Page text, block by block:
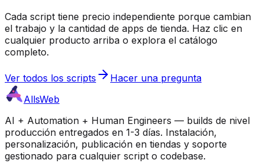
Cada script tiene precio independiente porque cambian
el trabajo y la cantidad de apps de tienda. Haz clic en
cualquier producto arriba o explora el catálogo
completo.
Ver todos los scripts
Hacer una pregunta
AllsWeb
AI + Automation + Human Engineers — builds de nivel
producción entregados en 1-3 días. Instalación,
personalización, publicación en tiendas y soporte
gestionado para cualquier script o codebase.